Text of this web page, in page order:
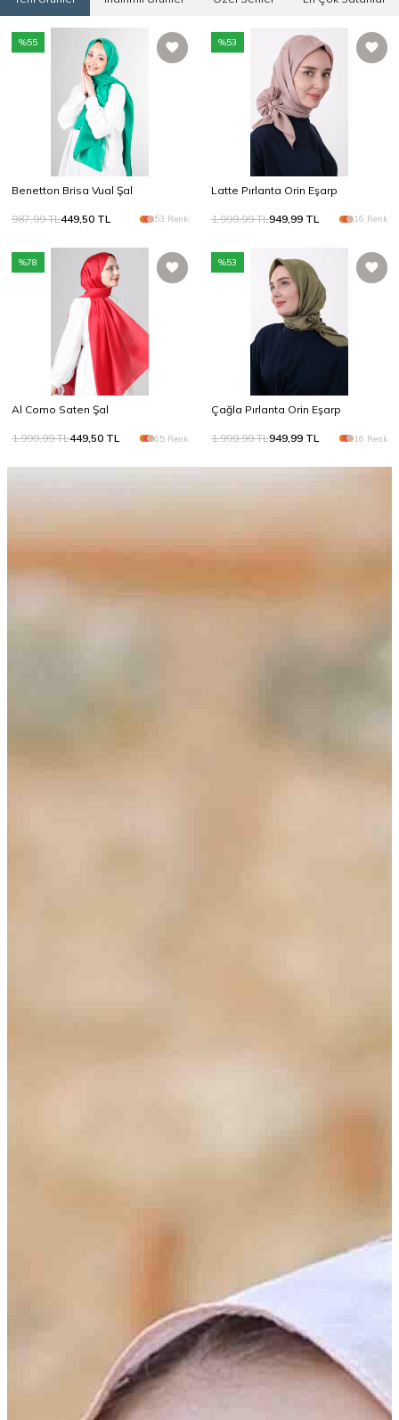
%55
Benetton Brisa Vual Şal
987,99TL449,50 TL 53 Renk
%53
Latte Pırlanta Orin Eşarp
1.999,99TL949,99 TL 16 Renk
%78
Al Como Saten Şal
1.999,99TL449,50 TL 65 Renk
%53
Çağla Pırlanta Orin Eşarp
1.999,99TL949,99 TL 16 Renk